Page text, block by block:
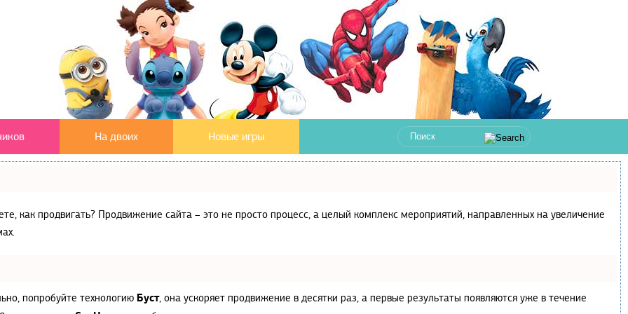
На двоих Новые игры
как продвигать? Продвижение сайта – это не просто процесс, а целый комплекс мероприятий, направленных на увеличение
попробуйте технологию Буст, она ускоряет продвижение в десятки раз, а первые результаты появляются уже в течение